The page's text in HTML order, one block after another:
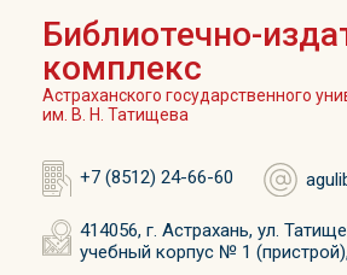
Библиотечно-
комплекс
Астраханского государственного
им. В. Н. Татищева
+7 (8512) 24-66-60
414056, г. Астрахань, ул.
учебный корпус № 1